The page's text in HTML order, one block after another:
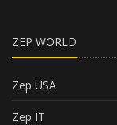
ZEP WORLD
Zep USA
Zep IT